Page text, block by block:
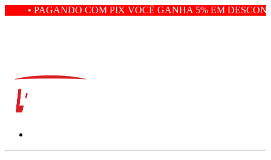
• PAGANDO COM PIX VOCÊ GANHA 5% EM